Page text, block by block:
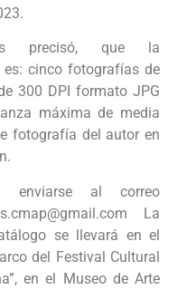
precisó, que la
cinco fotografías de
300 DPI formato JPG
máxima de media
fotografía del autor en
enviarse al correo
La
se llevará en el
del Festival Cultural
en el Museo de Arte